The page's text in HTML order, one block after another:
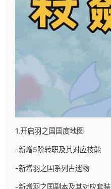
1.开启羽之国国度地图
-新增5阶转职及其对应技能
-新增羽之国系列古遗物
-新增羽之国副本及其对应套装